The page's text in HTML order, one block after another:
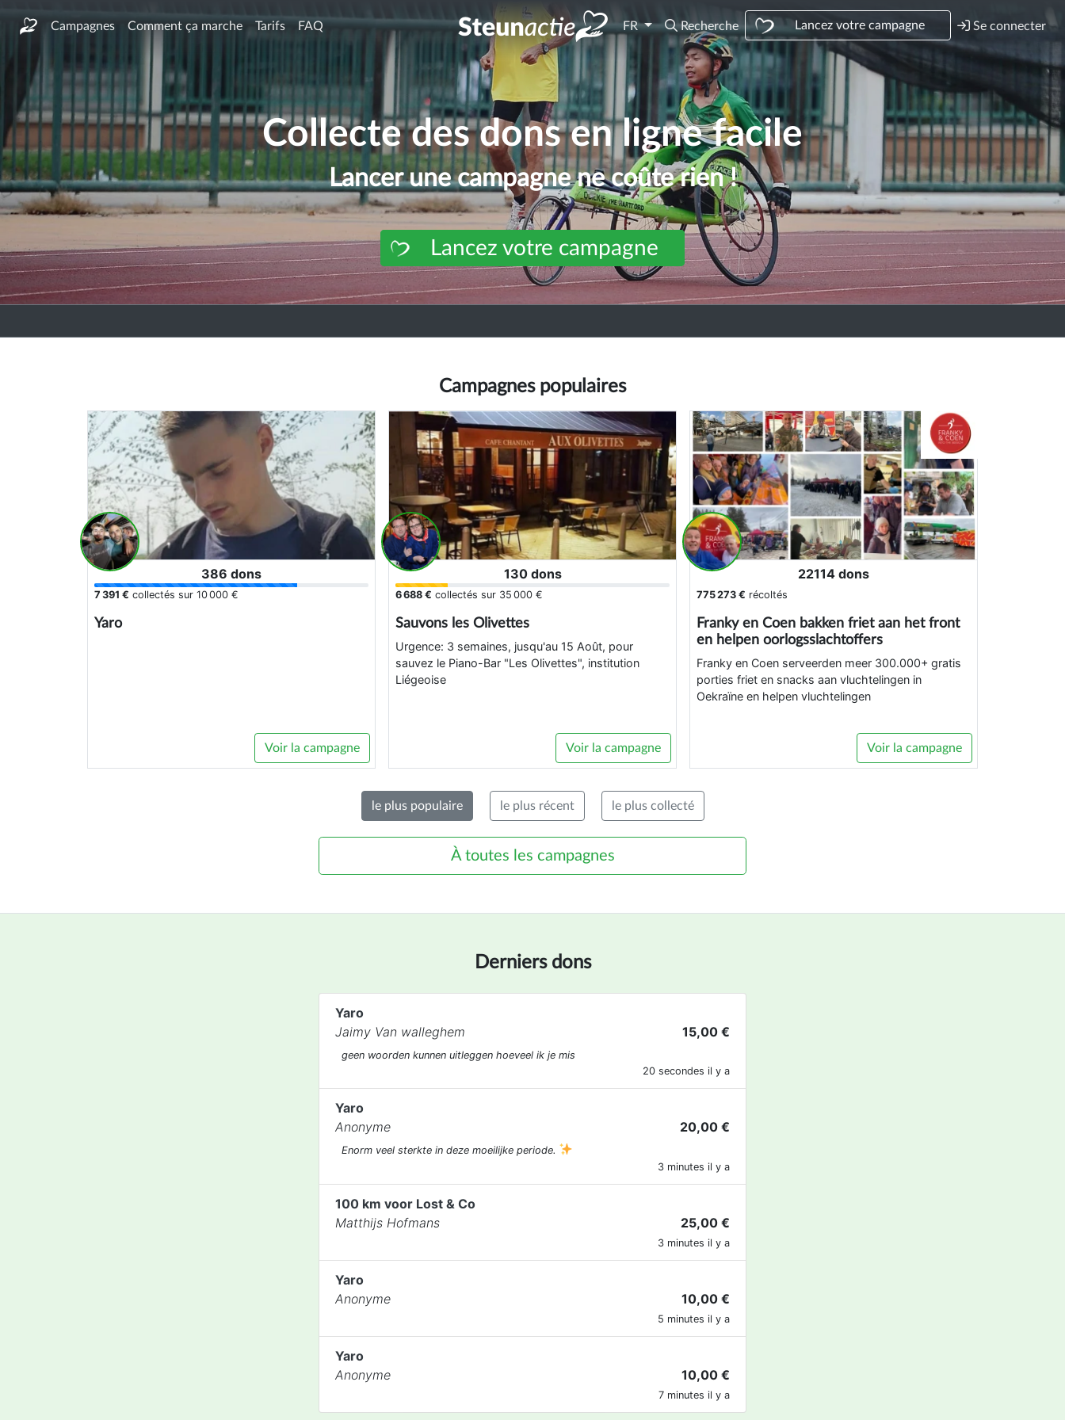
Campagnes Comment ça marche Tarifs FAQ FR Recherche Lancez votre campagne Se connecter
Collecte des dons en ligne facile
Lancer une campagne ne coûte rien !
Lancez votre campagne
Campagnes populaires
386 dons
7 391 € collectés sur 10 000 €
Yaro
Voir la campagne
130 dons
6 688 € collectés sur 35 000 €
Sauvons les Olivettes
Urgence: 3 semaines, jusqu'au 15 Août, pour
sauvez le Piano-Bar "Les Olivettes", institution
Liégeoise
Voir la campagne
22114 dons
775 273 € récoltés
Franky en Coen bakken friet aan het front
en helpen oorlogsslachtoffers
Franky en Coen serveerden meer 300.000+ gratis
porties friet en snacks aan vluchtelingen in
Oekraïne en helpen vluchtelingen
Voir la campagne
le plus populaire le plus récent le plus collecté
À toutes les campagnes
Derniers dons
Yaro
Jaimy Van walleghem
15,00 €
geen woorden kunnen uitleggen hoeveel ik je mis
20 secondes il y a
Yaro
Anonyme
20,00 €
Enorm veel sterkte in deze moeilijke periode.
3 minutes il y a
100 km voor Lost & Co
Matthijs Hofmans
25,00 €
3 minutes il y a
Yaro
Anonyme
10,00 €
5 minutes il y a
Yaro
Anonyme
10,00 €
7 minutes il y a